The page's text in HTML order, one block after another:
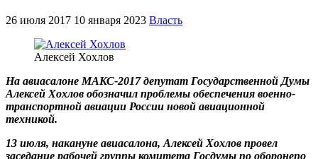
26 июля 2017 10 января 2023 Власть
Алексей Хохлов
На авиасалоне МАКС-2017 депутат Государственной Думы
Алексей Хохлов обозначил проблемы обеспечения военно-
транспортной авиации России новой авиационной
техникой.
13 июля, накануне авиасалона, Алексей Хохлов провел
заседание рабочей группы комитета Госдумы по оборонепо